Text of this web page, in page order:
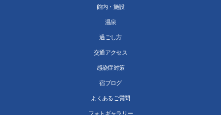
館内・施設
温泉
過ごし方
交通アクセス
感染症対策
宿ブログ
よくあるご質問
フォトギャラリー